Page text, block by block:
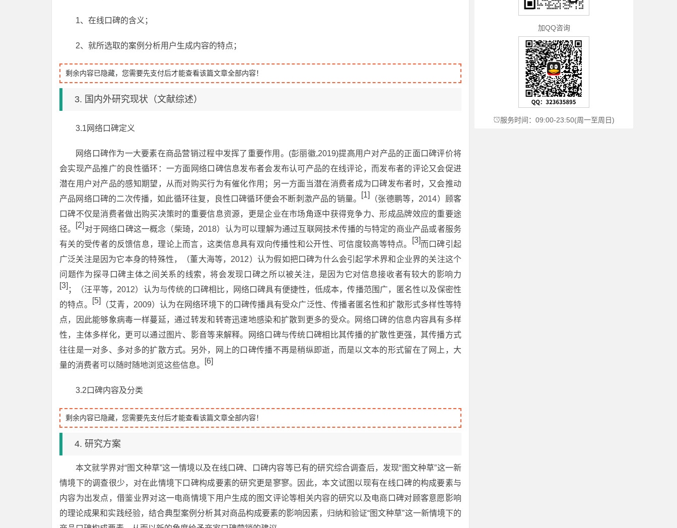
1、在线口碑的含义；
2、就所选取的案例分析用户生成内容的特点；
剩余内容已隐藏，您需要先支付后才能查看该篇文章全部内容！
3. 国内外研究现状（文献综述）
3.1网络口碑定义
网络口碑作为一大要素在商品营销过程中发挥了重要作用。(彭丽徽,2019)提高用户对产品的正面口碑评价将
会实现产品推广的良性循环：一方面网络口碑信息发布者会发布认可产品的在线评论，而发布者的评论又会促进
潜在用户对产品的感知期望，从而对购买行为有催化作用；另一方面当潜在消费者成为口碑发布者时，又会推动
产品网络口碑的二次传播，如此循环往复，良性口碑循环便会不断刺激产品的销量。
[1]
（张德鹏等，2014）顾客
口碑不仅是消费者做出购买决策时的重要信息资源，更是企业在市场角逐中获得竞争力、形成品牌效应的重要途
径。 [2] 对于网络口碑这一概念（柴琦，2018）认为可以理解为通过互联网技术传播的与特定的商业产品或者服务
有关的受传者的反馈信息，理论上而言，这类信息具有双向传播性和公开性、可信度较高等特点。
[3]而口碑引起
广泛关注是因为它本身的特殊性，（董大海等，2012）认为假如把口碑为什么会引起学术界和企业界的关注这个
问题作为探寻口碑主体之间关系的线索，将会发现口碑之所以被关注，是因为它对信息接收者有较大的影响力
[3] ；（汪平等，2012）认为与传统的口碑相比，网络口碑具有便捷性，低成本，传播范围广，匿名性以及保密性
的特点。
[5]（艾青，2009）认为在网络环境下的口碑传播具有受众广泛性、传播者匿名性和扩散形式多样性等特
点，因此能够象病毒一样蔓延，通过转发和转寄迅速地感染和扩散到更多的受众。网络口碑的信息内容具有多样
性，主体多样化，更可以通过图片、影音等来解释。网络口碑与传统口碑相比其传播的扩散性更强，其传播方式
往往是一对多、多对多的扩散方式。另外，网上的口碑传播不再是稍纵即逝，而是以文本的形式留在了网上，大
量的消费者可以随时随地浏览这些信息。
[6]
3.2口碑内容及分类
剩余内容已隐藏，您需要先支付后才能查看该篇文章全部内容！
4. 研究方案
本文就学界对“图文种草”这一情境以及在线口碑、口碑内容等已有的研究综合调查后，发现“图文种草”这一新
情境下的调查很少，对在此情境下口碑构成要素的研究更是寥寥。因此，本文试图以现有在线口碑的构成要素与
内容为出发点，借鉴业界对这一电商情境下用户生成的图文评论等相关内容的研究以及电商口碑对顾客意愿影响
的理论成果和实践经验，结合典型案例分析其对商品构成要素的影响因素，归纳和验证“图文种草”这一新情境下的
加QQ咨询
服务时间：09:00-23:50(周一至周日)